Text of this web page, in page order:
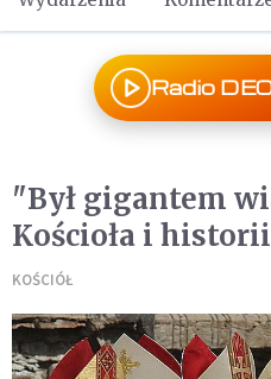
Radio
"Był gigantem
Kościoła i
KOŚCIÓŁ